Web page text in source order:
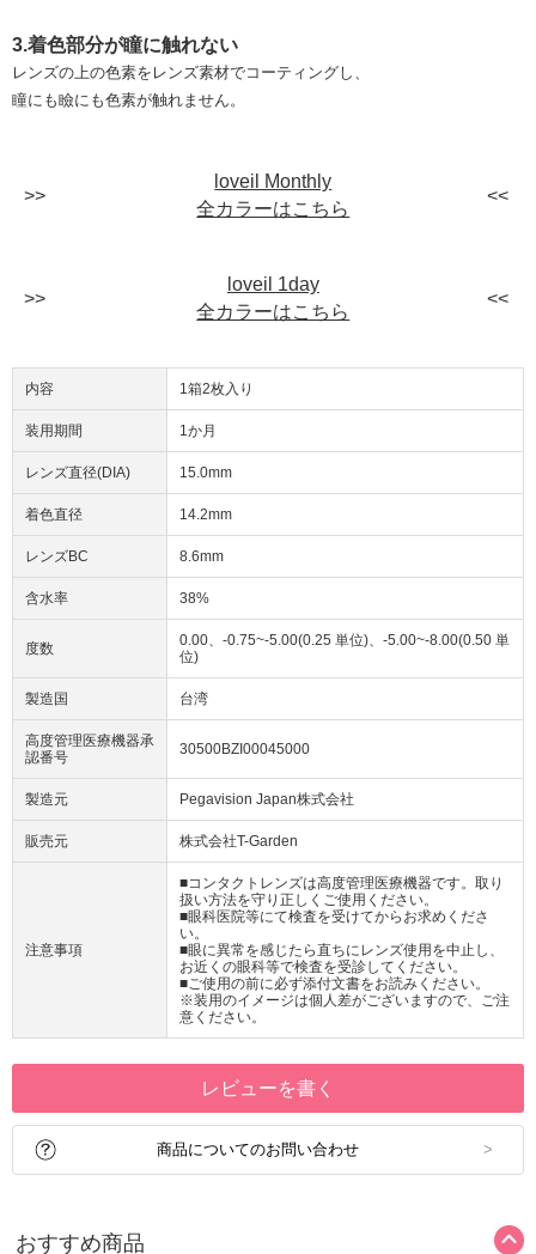
3.着色部分が瞳に触れない
レンズの上の色素をレンズ素材でコーティングし、
瞳にも瞼にも色素が触れません。
loveil Monthly
全カラーはこちら
loveil 1day
全カラーはこちら
内容 1箱2枚入り
装用期間 1か月
レンズ直径(DIA) 15.0mm
着色直径 14.2mm
レンズBC 8.6mm
含水率 38%
度数
0.00、-0.75~-5.00(0.25 単位)、-5.00~-8.00(0.50 単
位)
製造国 台湾
高度管理医療機器承
認番号
30500BZI00045000
製造元 Pegavision Japan株式会社
販売元 株式会社T-Garden
注意事項
■コンタクトレンズは高度管理医療機器です。取り
扱い方法を守り正しくご使用ください。
■眼科医院等にて検査を受けてからお求めくださ
い。
■眼に異常を感じたら直ちにレンズ使用を中止し、
お近くの眼科等で検査を受診してください。
■ご使用の前に必ず添付文書をお読みください。
※装用のイメージは個人差がございますので、ご注
意ください。
レビューを書く
商品についてのお問い合わせ
おすすめ商品